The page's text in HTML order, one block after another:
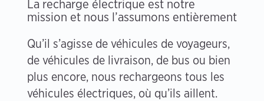
La recharge électrique est notre
mission et nous l’assumons entièrement
Qu’il s’agisse de véhicules de voyageurs,
de véhicules de livraison, de bus ou bien
plus encore, nous rechargeons tous les
véhicules électriques, où qu’ils aillent.